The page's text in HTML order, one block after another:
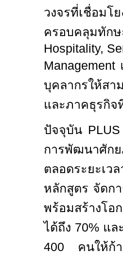
วงจรที่เชื่อมโ
ครอบคลุมทั
Hospitality,
Management
บุคลากรให้สา
และภาคธุรกิจ
ปัจจุบัน
การพัฒนาศัก
ตลอดระยะเวล
หลักสูตร จัดก
พร้อมสร้างโอ
ได้ถึง 70% แล
400 คนให้ก้